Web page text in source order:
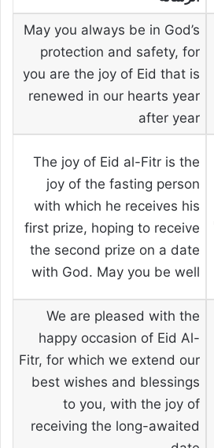
May you always be in God’s
protection and safety, for
you are the joy of Eid that is
renewed in our hearts year
after year
The joy of Eid al-Fitr is the
joy of the fasting person
with which he receives his
first prize, hoping to receive
the second prize on a date
with God. May you be well
We are pleased with the
happy occasion of Eid Al-
Fitr, for which we extend our
best wishes and blessings
to you, with the joy of
receiving the long-awaited